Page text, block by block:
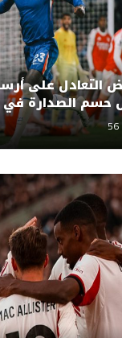
التعادل على
حسم الصدارة في
56